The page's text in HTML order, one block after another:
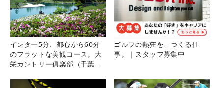
インター5分、都心から60分
のフラットな美観コース。大
栄カントリー俱楽部（千葉
ゴルフの熱狂を、つくる仕
事。｜スタッフ募集中